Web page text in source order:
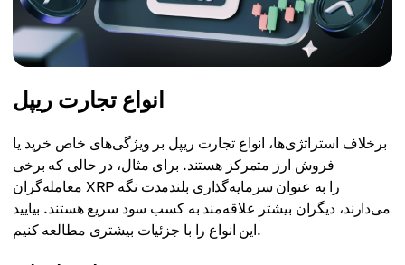
انواع تجارت ریپل
برخلاف استراتژی‌ها، انواع تجارت ریپل بر ویژگی‌های خاص خرید یا
فروش ارز متمرکز هستند. برای مثال، در حالی که برخی
معامله‌گران XRP را به عنوان سرمایه‌گذاری بلندمدت نگه
می‌دارند، دیگران بیشتر علاقه‌مند به کسب سود سریع هستند. بیایید
این انواع را با جزئیات بیشتری مطالعه کنیم.